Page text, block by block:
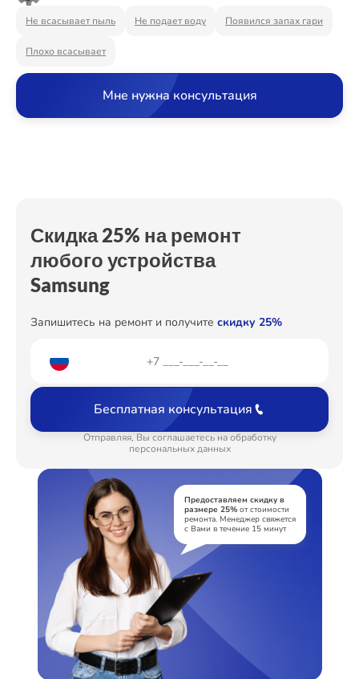
Не всасывает пыль Не подает воду Появился запах гари
Плохо всасывает
Мне нужна консультация
Скидка 25% на ремонт
любого устройства
Samsung
Запишитесь на ремонт и получите скидку 25%
Бесплатная консультация
Отправляя, Вы соглашаетесь на обработку
персональных данных
Предоставляем скидку в
размере 25%от стоимости
ремонта. Менеджер свяжется
с Вами в течение 15 минут
Ремонт Интерактивных панелей
Ремонт Водонагревателей
Ремонт Духовых шкафов
Ремонт Холодильных камер
Ремонт Морозильных камер
Ремонт Кондиционеров
Ремонт ТВ-приставок
Ремонт Сушильных машин